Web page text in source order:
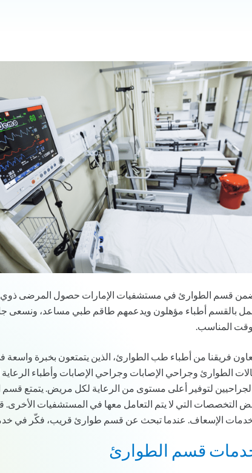
بالقسم أطباء مؤهلون ويدعمهم طاقم طبي مساعد، ونسعى
المناسب.
فريقنا من أطباء طب الطوارئ، الذين يتمتعون بخبرة
الطوارئ وجراحي الإصابات وجراحي الإصابات وأطباء
لتوفير أعلى مستوى من الرعاية لكل مريض. يتمتع
الإسعاف. عندما تبحث عن قسم طوارئ قريب، فكّر في
قسم الطوارئ